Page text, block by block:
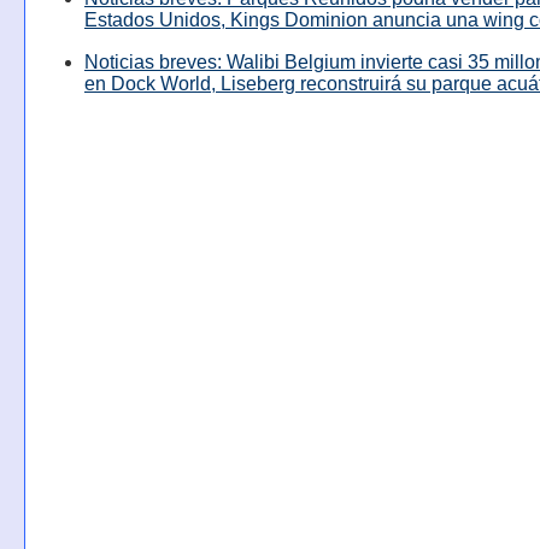
Estados Unidos, Kings Dominion anuncia una wing
Noticias breves: Walibi Belgium invierte casi 35
en Dock World, Liseberg reconstruirá su parque